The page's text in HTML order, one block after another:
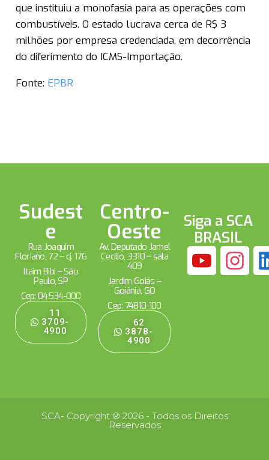
que instituiu a monofasia para as operações com
combustíveis. O estado lucrava cerca de R$ 3
milhões por empresa credenciada, em decorrência
do diferimento do ICMS-Importação.
Fonte: EPBR
Sudest
e
Rua Joaquim
Floriano, 72 – cj. 176
Itaim Bibi – São
Paulo, SP
Cep: 04534-000
11
3709-
4900
Centro-
Oeste
Av. Deputado Jamel
Cecílio, 3310 – sala
409
Jardim Goiás –
Goiânia, GO
Cep: 74810-100
62
3878-
4900
Siga a SCA
BRASIL
SCA- Copyright ® 2026 - Todos os Direitos
Reservados